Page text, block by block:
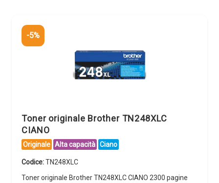
-5%
Toner originale Brother TN248XLC
CIANO
Originale Alta capacità Ciano
Codice:TN248XLC
Toner originale Brother TN248XLC CIANO 2300 pagine